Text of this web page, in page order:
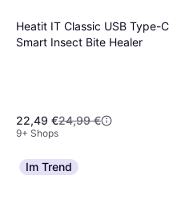
Heatit IT Classic USB Type-C
Smart Insect Bite Healer
22,49 €24,99 €
9+ Shops
Im Trend